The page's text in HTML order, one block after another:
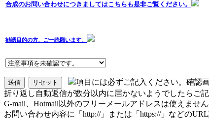
合成のお問い合わせにつきましてはこちらも是非ご覧ください。
勧誘目的の方、ご一読願います。
項目には必ずご記入ください。確認
折り返し自動返信が数分以内に届かないようでしたらご
G-mail、Hotmail以外のフリーメールアドレスは使えませ
お問い合わせ内容に「http://」または「https://」などの